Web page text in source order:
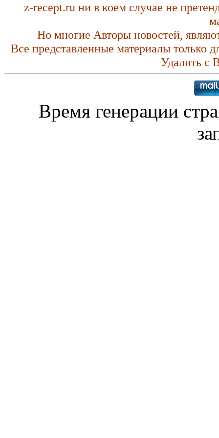
z-recept.ru ни в коем случае не
Но многие Авторы новостей,
Все представленные материалы только
Удалить с
Время генерации